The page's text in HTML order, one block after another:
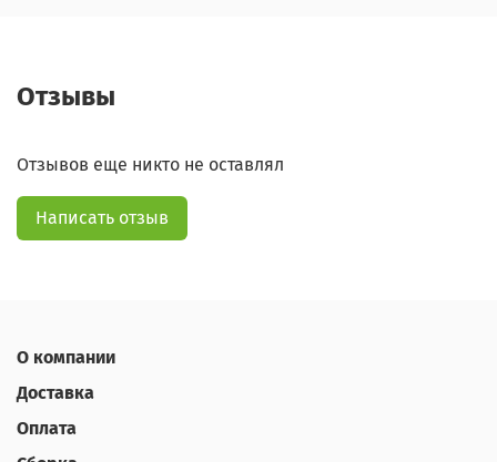
Отзывы
Отзывов еще никто не оставлял
Написать отзыв
О компании
Доставка
Оплата